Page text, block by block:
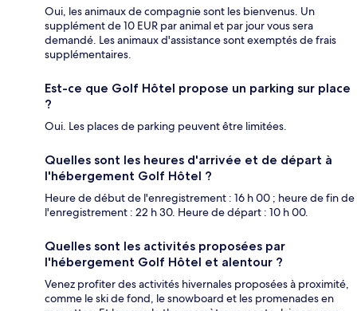
Oui, les animaux de compagnie sont les bienvenus. Un
supplément de 10 EUR par animal et par jour vous sera
demandé. Les animaux d'assistance sont exemptés de frais
supplémentaires.
Est-ce que Golf Hôtel propose un parking sur place
?
Oui. Les places de parking peuvent être limitées.
Quelles sont les heures d'arrivée et de départ à
l'hébergement Golf Hôtel ?
Heure de début de l'enregistrement : 16 h 00 ; heure de fin de
l'enregistrement : 22 h 30. Heure de départ : 10 h 00.
Quelles sont les activités proposées par
l'hébergement Golf Hôtel et alentour ?
Venez profiter des activités hivernales proposées à proximité,
comme le ski de fond, le snowboard et les promenades en